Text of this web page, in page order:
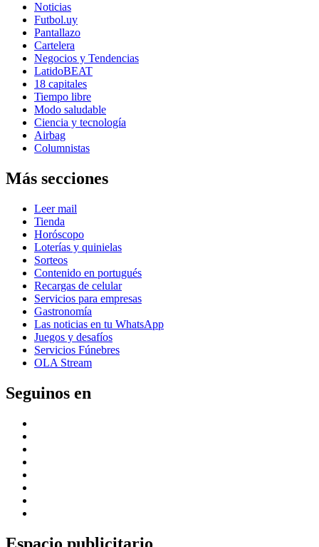
Noticias
Futbol.uy
Pantallazo
Cartelera
Negocios y Tendencias
LatidoBEAT
18 capitales
Tiempo libre
Modo saludable
Ciencia y tecnología
Airbag
Columnistas
Más secciones
Leer mail
Tienda
Horóscopo
Loterías y quinielas
Sorteos
Contenido en portugués
Recargas de celular
Servicios para empresas
Gastronomía
Las noticias en tu WhatsApp
Juegos y desafíos
Servicios Fúnebres
OLA Stream
Seguinos en